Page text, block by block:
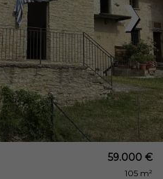
❯
59.000 €
105 m²